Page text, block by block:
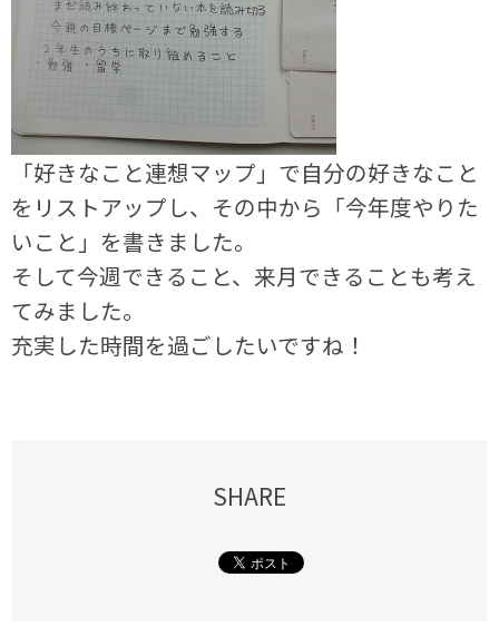
「好きなこと連想マップ」で自分の好きなこと
をリストアップし、その中から「今年度やりた
いこと」を書きました。
そして今週できること、来月できることも考え
てみました。
充実した時間を過ごしたいですね！
SHARE